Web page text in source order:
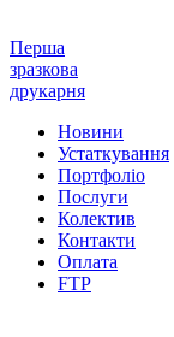
Перша
зразкова
друкарня
Новини
Устаткування
Портфоліо
Послуги
Колектив
Контакти
Оплата
FTP